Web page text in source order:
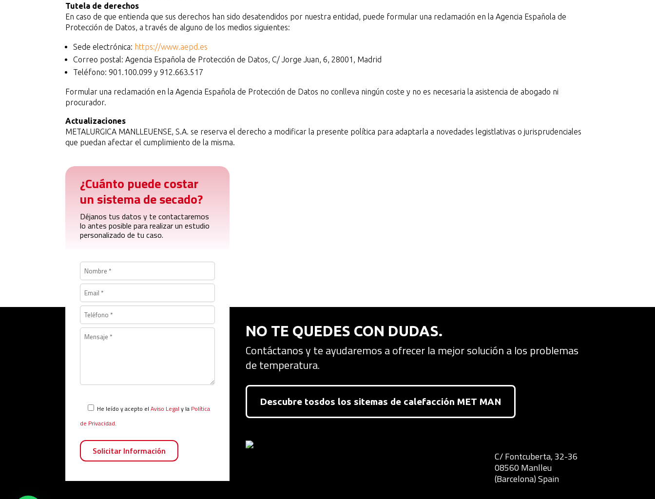
Tutela de derechos
En caso de que entienda que sus derechos han sido desatendidos por nuestra entidad, puede formular una reclamación en la Agencia Española de
Protección de Datos, a través de alguno de los medios siguientes:
Sede electrónica: https://www.aepd.es
Correo postal: Agencia Española de Protección de Datos, C/ Jorge Juan, 6, 28001, Madrid
Teléfono: 901.100.099 y 912.663.517
Formular una reclamación en la Agencia Española de Protección de Datos no conlleva ningún coste y no es necesaria la asistencia de abogado ni
procurador.
Actualizaciones
METALURGICA MANLLEUENSE, S.A. se reserva el derecho a modificar la presente política para adaptarla a novedades legistlativas o jurisprudenciales
que puedan afectar el cumplimiento de la misma.
¿Cuánto puede costar
un sistema de secado?
Déjanos tus datos y te contactaremos
lo antes posible para realizar un estudio
personalizado de tu caso.
He leído y acepto elAviso Legal y la Política
de Privacidad.
NO TE QUEDES CON DUDAS.
Contáctanos y te ayudaremos a ofrecer la mejor solución a los problemas
de temperatura.
Descubre tosdos los sitemas de calefacción MET MAN
C/ Fontcuberta, 32-36
08560 Manlleu
(Barcelona) Spain